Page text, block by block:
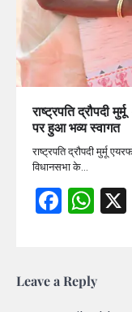
राष्ट्रपति द्रौपदी
पर हुआ भव्य स्वागत
राष्ट्रपति द्रौपदी मुर्मू
विधानसभा के…
Leave a Reply